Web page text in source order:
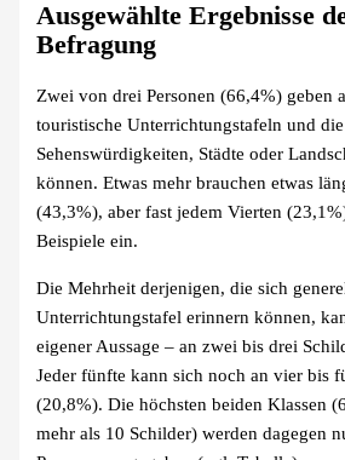
Ausgewählte Ergebnisse
Befragung
Zwei von drei Personen (66,4%) geben
touristische Unterrichtungstafeln und
Sehenswürdigkeiten, Städte oder
können. Etwas mehr brauchen etwas
(43,3%), aber fast jedem Vierten
Beispiele ein.
Die Mehrheit derjenigen, die sich
Unterrichtungstafel erinnern können,
eigener Aussage – an zwei bis drei
Jeder fünfte kann sich noch an vier bis
(20,8%). Die höchsten beiden Klassen
mehr als 10 Schilder) werden dagegen